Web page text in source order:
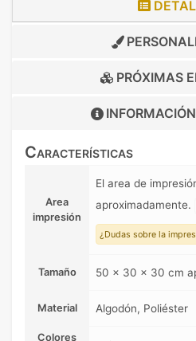
PRÓXIMAS
Características
Area
impresión
El area de
aproximadamente.
¿Dudas sobre la
Tamaño 50 x 30 x 30 cm
Material Algodón, Poliéster
Colores